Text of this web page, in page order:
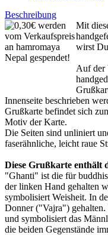
Beschreibung
Mit
wirst
Auf der
Innenseite beschrieben
Grußkarte befindet sich
Motiv der Karte.
Die Seiten sind unliniert
faserähnliche, leicht raue
Diese Grußkarte
"Ghanti" ist die für
der linken Hand gehalten
symbolisiert Weisheit. In
Donner ("Vajra")
und symbolisiert das
die beiden Gegenstände